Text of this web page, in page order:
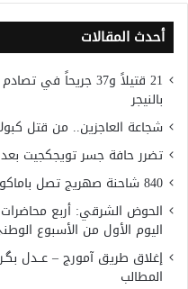
أحدث المقالات
21 قتيلاً و37
بالنيجر
شجاعة العاجزين.. من قتل
تضرر حافة جسر تويجكجيت بعد
840 شاحنة صهريج تصل باماكو ضمن جهود تأمين إمدادات الوقود
الحوض الشرقي: أربع محاضرات
اليوم الأول من الأسبوع
إغلاق طريق آمورج – عــدل
المطالب